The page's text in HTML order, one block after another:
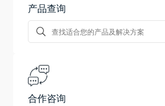
产品查询
合作咨询